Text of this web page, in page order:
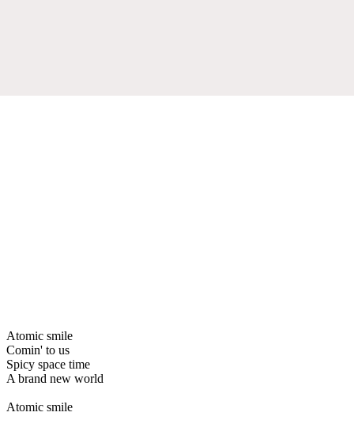
Atomic smile
Comin' to us
Spicy space time
A brand new world
Atomic smile